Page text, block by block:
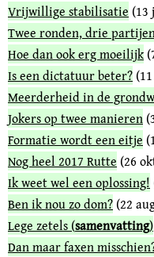
Vrijwillige stabilisatie (13
Twee ronden, drie
Hoe dan ook erg moeilijk
Is een dictatuur beter?
Meerderheid in de
Jokers op twee manieren
Formatie wordt een eitje
Nog heel 2017 Rutte (26
Ik weet wel een oplossing!
Ben ik nou zo dom? (22
Lege zetels (samenvatting)
Dan maar faxen